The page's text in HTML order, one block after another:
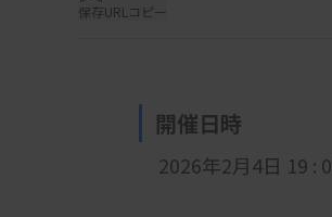
保存URLコピー
開催日時
2026年2月4日 19 :